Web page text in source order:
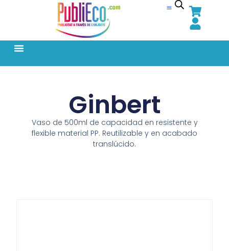
Ginbert
Vaso de 500ml de capacidad en resistente y
flexible material PP. Reutilizable y en acabado
translúcido.